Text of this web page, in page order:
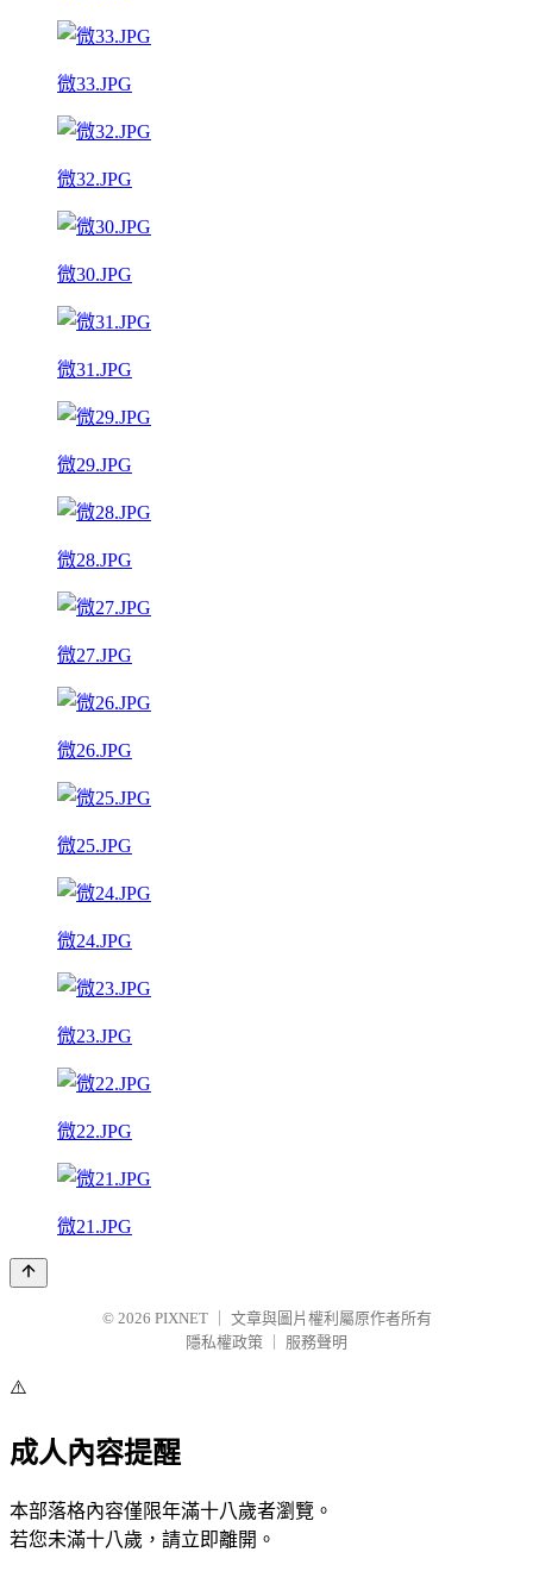
微33.JPG
微32.JPG
微30.JPG
微31.JPG
微29.JPG
微28.JPG
微27.JPG
微26.JPG
微25.JPG
微24.JPG
微23.JPG
微22.JPG
微21.JPG
© 2026 PIXNET
文章與圖片權利屬原作者所有
隱私權政策
服務聲明
⚠️
成人內容提醒
本部落格內容僅限年滿十八歲者瀏覽。
若您未滿十八歲，請立即離開。